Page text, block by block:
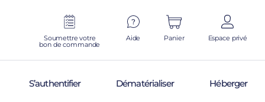
Soumettre votre
bon de commande
Aide Panier Espace privé
S’authentifier Dématérialiser Héberger